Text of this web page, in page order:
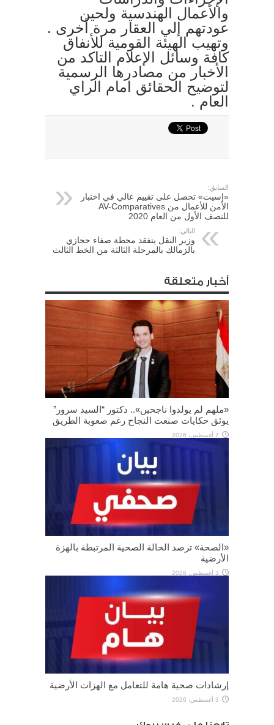
والأعمال الهندسية ولحين
عودتهم إلي العقار مرة أخرى .
وتهيب الهيئة القومية للأنفاق
كافة وسائل الإعلام التاكد من
الأخبار من مصادرها الرسمية
لتوضيح الحقائق امام الراي
العام .
السابق:
«إسيت» تحصل على تقييم عالي في اختبار
الأمن للأعمال من AV-Comparatives
للنصف الأول من العام 2020
التالي:
وزير النقل يتفقد محطة صفاء حجازي
بالزمالك بالمرحلة الثالثة من الخط الثالث
أخبار متعلقة
«ملهم لم يولدوا ناجحين».. دكتور “السيد سرور”
يوثق حكايات صنعت النجاح رغم صعوبة الطريق
7 أغسطس، 2026
«الصحة» ترصد الحالة الصحية المرتبطة بالهزة
الأرضية
3 أغسطس، 2026
إرشادات صحية هامة للتعامل مع الهزات الأرضية
3 أغسطس، 2026